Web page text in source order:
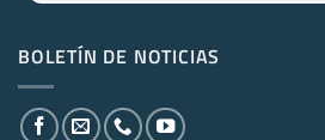
BOLETÍN DE NOTICIAS